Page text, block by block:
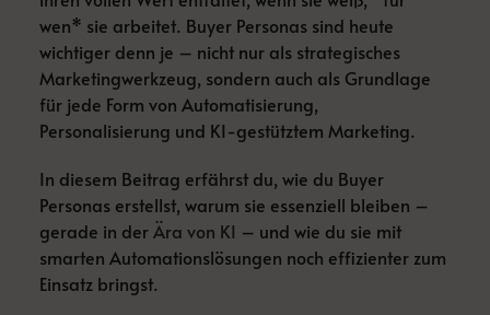
wen* sie arbeitet. Buyer Personas sind heute
wichtiger denn je – nicht nur als strategisches
Marketingwerkzeug, sondern auch als Grundlage
für jede Form von Automatisierung,
Personalisierung und KI-gestütztem Marketing.
In diesem Beitrag erfährst du, wie du Buyer
Personas erstellst, warum sie essenziell bleiben –
gerade in derÄra von KI – und wie du sie mit
smarten Automationslösungen noch effizienter zum
Einsatz bringst.